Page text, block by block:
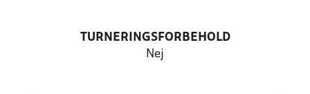
TURNERINGSFORBEHOLD
Nej